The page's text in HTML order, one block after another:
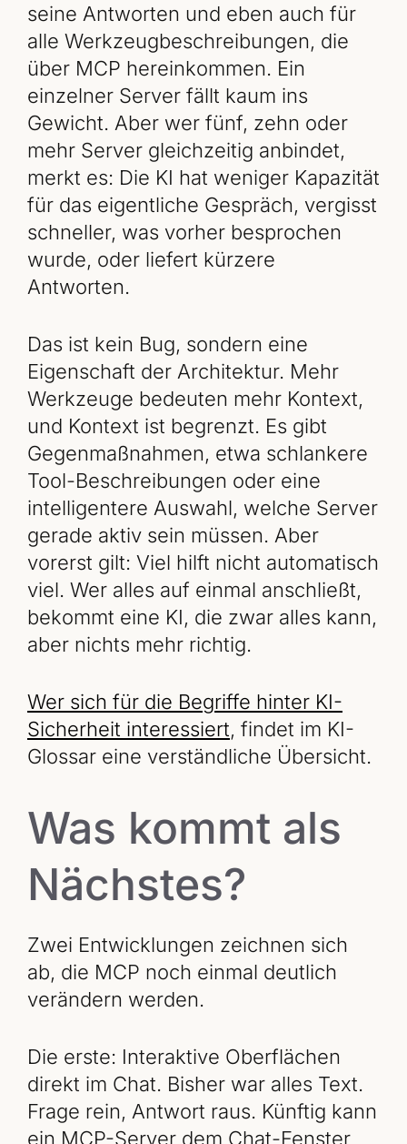
seine Antworten und eben auch für
alle Werkzeugbeschreibungen, die
über MCP hereinkommen. Ein
einzelner Server fällt kaum ins
Gewicht. Aber wer fünf, zehn oder
mehr Server gleichzeitig anbindet,
merkt es: Die KI hat weniger Kapazität
für das eigentliche Gespräch, vergisst
schneller, was vorher besprochen
wurde, oder liefert kürzere
Antworten.
Das ist kein Bug, sondern eine
Eigenschaft der Architektur. Mehr
Werkzeuge bedeuten mehr Kontext,
und Kontext ist begrenzt. Es gibt
Gegenmaßnahmen, etwa schlankere
Tool-Beschreibungen oder eine
intelligentere Auswahl, welche Server
gerade aktiv sein müssen. Aber
vorerst gilt: Viel hilft nicht automatisch
viel. Wer alles auf einmal anschließt,
bekommt eine KI, die zwar alles kann,
aber nichts mehr richtig.
Wer sich für die Begriffe hinter KI-
Sicherheit interessiert, findet im KI-
Glossar eine verständliche Übersicht.
Was kommt als
Nächstes?
Zwei Entwicklungen zeichnen sich
ab, die MCP noch einmal deutlich
verändern werden.
Die erste: Interaktive Oberflächen
direkt im Chat. Bisher war alles Text.
Frage rein, Antwort raus. Künftig kann
ein MCP-Server dem Chat-Fenster